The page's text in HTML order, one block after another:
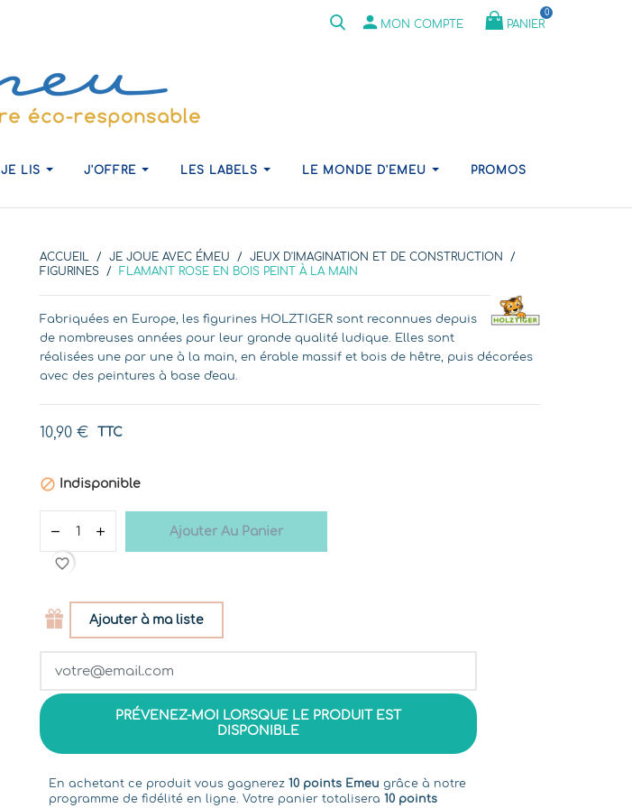
person MON COMPTE
0
PANIER
JE LIS J'OFFRE LES LABELS LE MONDE D'EMEU PROMOS
ACCUEIL JE JOUE AVEC ÉMEU
JEUX D'IMAGINATION ET DE CONSTRUCTION
FIGURINES
FLAMANT ROSE EN BOIS PEINT À LA MAIN
Fabriquées en Europe, les figurines HOLZTIGER sont reconnues depuis
de nombreuses années pour leur grande qualité ludique. Elles sont
réalisées une par une à la main, en érable massif et bois de hêtre, puis décorées
avec des peintures à base d'eau.
10,90 € TTC
 Indisponible
Ajouter Au Panier
favorite_border
Ajouter à ma liste
PRÉVENEZ-MOI LORSQUE LE PRODUIT EST
DISPONIBLE
En achetant ce produit vous gagnerez 10 points Emeu grâce à notre
programme de fidélité en ligne. Votre panier totalisera 10 points